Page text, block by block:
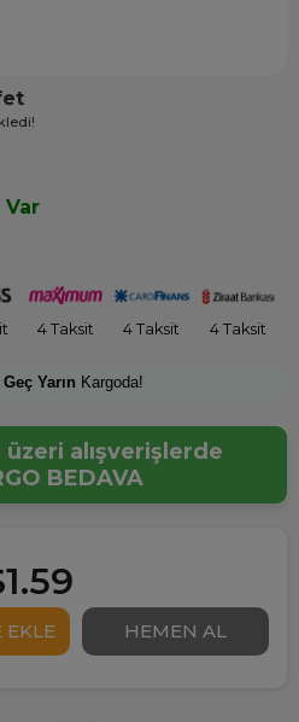
Var
4 Taksit 4 Taksit 4 Taksit
Yarın Kargoda!
üzeri alışverişlerde
BEDAVA